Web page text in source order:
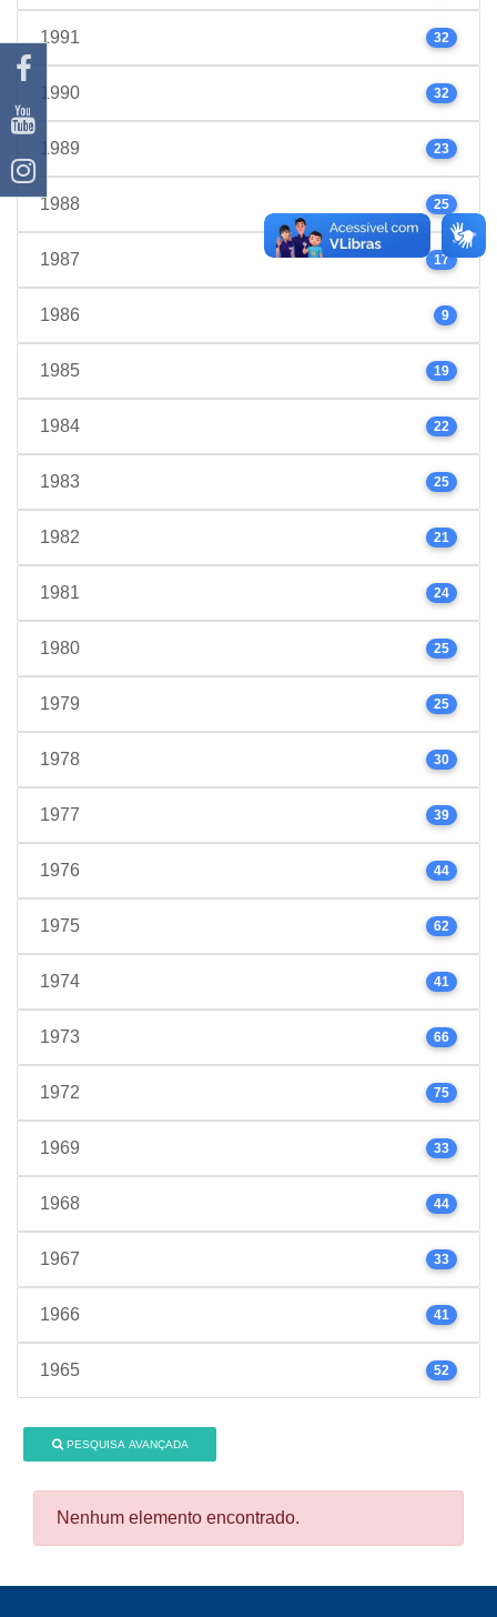
1991 32
1990 32
1989 23
1988 25
1987 17
1986 9
1985 19
1984 22
1983 25
1982 21
1981 24
1980 25
1979 25
1978 30
1977 39
1976 44
1975 62
1974 41
1973 66
1972 75
1969 33
1968 44
1967 33
1966 41
1965 52
PESQUISA AVANÇADA
Nenhum elemento encontrado.